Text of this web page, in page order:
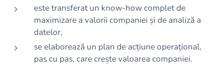
este transferat un know-how complet de
maximizare a valorii companiei și de analiză a
datelor,
se elaborează un plan de acțiune operațional,
pas cu pas, care crește valoarea companiei.